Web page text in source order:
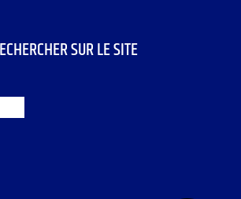
SUR LE SITE